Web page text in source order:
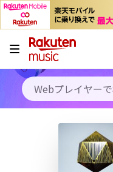
キャンペーン
料金プラン
使い方
初回30日間無料お試し